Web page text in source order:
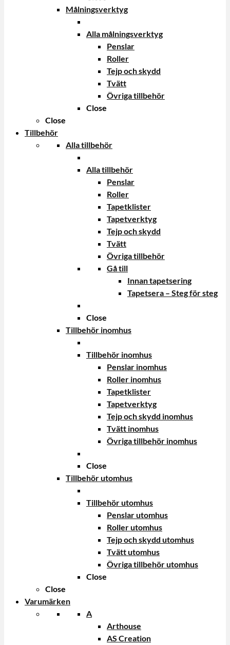
Målningsverktyg
Alla målningsverktyg
Penslar
Roller
Tejp och skydd
Tvätt
Övriga tillbehör
Close
Close
Tillbehör
Alla tillbehör
Alla tillbehör
Penslar
Roller
Tapetklister
Tapetverktyg
Tejp och skydd
Tvätt
Övriga tillbehör
Gå till
Innan tapetsering
Tapetsera – Steg för steg
Close
Tillbehör inomhus
Tillbehör inomhus
Penslar inomhus
Roller inomhus
Tapetklister
Tapetverktyg
Tejp och skydd inomhus
Tvätt inomhus
Övriga tillbehör inomhus
Close
Tillbehör utomhus
Tillbehör utomhus
Penslar utomhus
Roller utomhus
Tejp och skydd utomhus
Tvätt utomhus
Övriga tillbehör utomhus
Close
Close
Varumärken
A
Arthouse
AS Creation